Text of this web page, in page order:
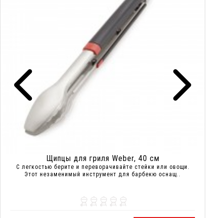
Щипцы для гриля Weber, 40 см
С легкостью берите и переворачивайте стейки или овощи.
Этот незаменимый инструмент для барбекю оснащ..